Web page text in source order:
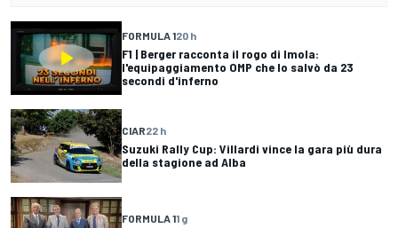
FORMULA 120 h
F1 | Berger racconta il rogo di Imola:
l'equipaggiamento OMP che lo salvò da 23
secondi d'inferno
CIAR22 h
Suzuki Rally Cup: Villardi vince la gara più dura
della stagione ad Alba
FORMULA 11 g